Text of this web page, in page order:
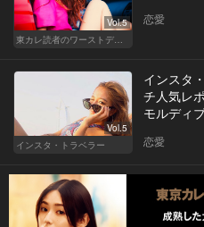
Vol.5
東カレ読者のワーストデート
恋愛
Vol.5
インスタ・トラベラー
インスタ
チ人気レ
モルディ
恋愛